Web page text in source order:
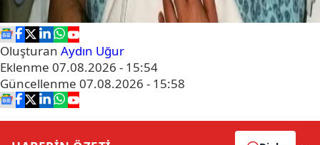
Oluşturan Aydın Uğur
Eklenme 07.08.2026 - 15:54
Güncellenme 07.08.2026 - 15:58